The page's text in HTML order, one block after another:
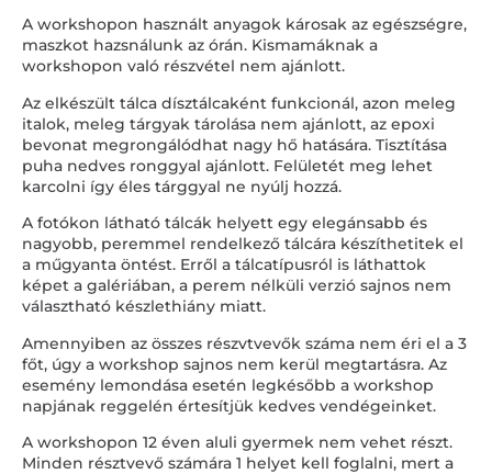
A workshopon használt anyagok károsak az egészségre,
maszkot hazsnálunk az órán. Kismamáknak a
workshopon való részvétel nem ajánlott.
Az elkészült tálca dísztálcaként funkcionál, azon meleg
italok, meleg tárgyak tárolása nem ajánlott, az epoxi
bevonat megrongálódhat nagy hő hatására. Tisztítása
puha nedves ronggyal ajánlott. Felületét meg lehet
karcolni így éles tárggyal ne nyúlj hozzá.
A fotókon látható tálcák helyett egy elegánsabb és
nagyobb, peremmel rendelkező tálcára készíthetitek el
a műgyanta öntést. Erről a tálcatípusról is láthattok
képet a galériában, a perem nélküli verzió sajnos nem
választható készlethiány miatt.
Amennyiben az összes részvtvevők száma nem éri el a 3
főt, úgy a workshop sajnos nem kerül megtartásra. Az
esemény lemondása esetén legkésőbb a workshop
napjának reggelén értesítjük kedves vendégeinket.
A workshopon 12 éven aluli gyermek nem vehet részt.
Minden résztvevő számára 1 helyet kell foglalni, mert a